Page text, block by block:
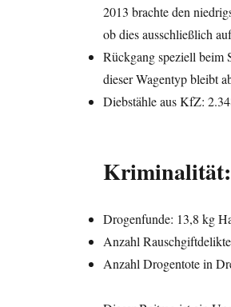
2013 brachte den
ob dies ausschließlich
Rückgang speziell beim
dieser Wagentyp bleibt
Diebstähle aus KfZ:
Drogenfunde: 13,8 kg
Anzahl
Anzahl Drogentote in